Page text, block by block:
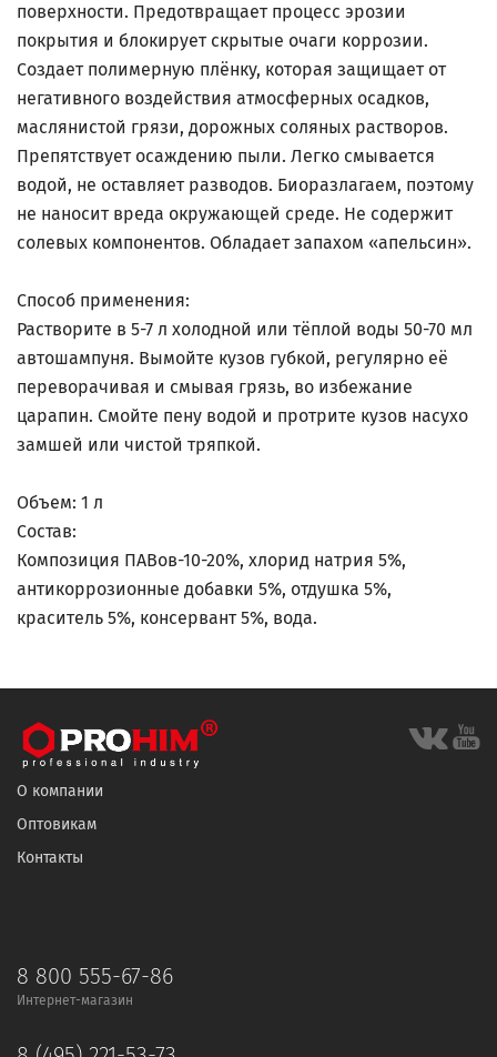
поверхности. Предотвращает процесс эрозии
покрытия и блокирует скрытые очаги коррозии.
Создает полимерную плёнку, которая защищает от
негативного воздействия атмосферных осадков,
маслянистой грязи, дорожных соляных растворов.
Препятствует осаждению пыли. Легко смывается
водой, не оставляет разводов. Биоразлагаем, поэтому
не наносит вреда окружающей среде. Не содержит
солевых компонентов. Обладает запахом «апельсин».
Способ применения:
Растворите в 5-7 л холодной или тёплой воды 50-70 мл
автошампуня. Вымойте кузов губкой, регулярно её
переворачивая и смывая грязь, во избежание
царапин. Смойте пену водой и протрите кузов насухо
замшей или чистой тряпкой.
Объем: 1 л
Состав:
Композиция ПАВов-10-20%, хлорид натрия 5%,
антикоррозионные добавки 5%, отдушка 5%,
краситель 5%, консервант 5%, вода.
О компании
Оптовикам
Контакты
8 800 555-67-86
Интернет-магазин